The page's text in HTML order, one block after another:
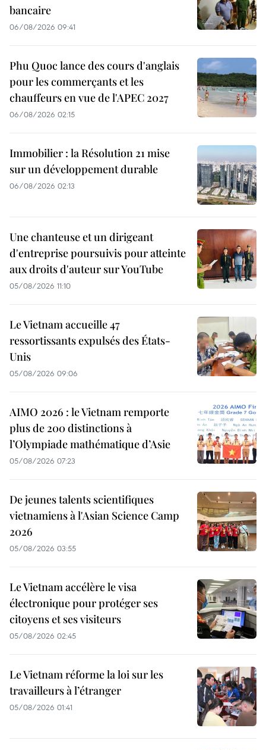
bancaire
06/08/2026 09:41
Phu Quoc lance des cours d'anglais
pour les commerçants et les
chauffeurs en vue de l'APEC 2027
06/08/2026 02:15
Immobilier : la Résolution 21 mise
sur un développement durable
06/08/2026 02:13
Une chanteuse et un dirigeant
d'entreprise poursuivis pour atteinte
aux droits d'auteur sur YouTube
05/08/2026 11:10
Le Vietnam accueille 47
ressortissants expulsés des États-
Unis
05/08/2026 09:06
AIMO 2026 : le Vietnam remporte
plus de 200 distinctions à
l’Olympiade mathématique d’Asie
05/08/2026 07:23
De jeunes talents scientifiques
vietnamiens à l'Asian Science Camp
2026
05/08/2026 03:55
Le Vietnam accélère le visa
électronique pour protéger ses
citoyens et ses visiteurs
05/08/2026 02:45
Le Vietnam réforme la loi sur les
travailleurs à l’étranger
05/08/2026 01:41